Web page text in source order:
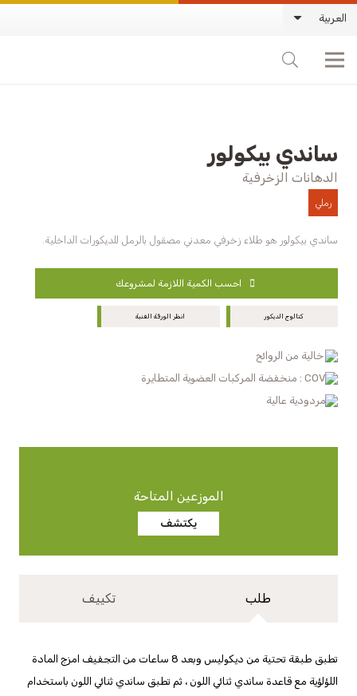
العربية
ساندي بيكولور
الدهانات الزخرفية
رملي
ساندي بيكولور هو طلاء زخرفي معدني مصقول بالرمل للديكورات الداخلية.
احسب الكمية اللازمة لمشروعك
كتالوج الديكور انظر الورقة الفنية
خالية من الروائح
COV : منخفضة المركبات العضوية المتطايرة
مردودية عالية
الموزعين المتاحة
يكتشف
طلب تكييف
تطبق طبقة تحتية من ديكوليس وبعد 8 ساعات من التجفيف امزج المادة
اللؤلؤية مع قاعدة ساندي ثنائي اللون ، ثم تطبق ساندي ثنائي اللون باستخدام